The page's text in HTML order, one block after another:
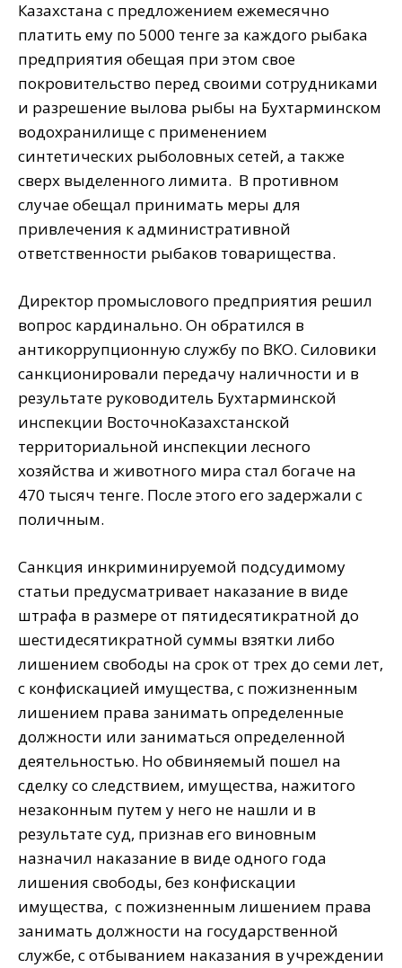
Казахстана с предложением ежемесячно
платить ему по 5000 тенге за каждого рыбака
предприятия обещая при этом свое
покровительство перед своими сотрудниками
и разрешение вылова рыбы на Бухтарминском
водохранилище с применением
синтетических рыболовных сетей, а также
сверх выделенного лимита. В противном
случае обещал принимать меры для
привлечения к административной
ответственности рыбаков товарищества.
Директор промыслового предприятия решил
вопрос кардинально. Он обратился в
антикоррупционную службу по ВКО. Силовики
санкционировали передачу наличности и в
результате руководитель Бухтарминской
инспекции ВосточноКазахстанской
территориальной инспекции лесного
хозяйства и животного мира стал богаче на
470 тысяч тенге. После этого его задержали с
поличным.
Санкция инкриминируемой подсудимому
статьи предусматривает наказание в виде
штрафа в размере от пятидесятикратной до
шестидесятикратной суммы взятки либо
лишением свободы на срок от трех до семи лет,
с конфискацией имущества, с пожизненным
лишением права занимать определенные
должности или заниматься определенной
деятельностью. Но обвиняемый пошел на
сделку со следствием, имущества, нажитого
незаконным путем у него не нашли и в
результате суд, признав его виновным
назначил наказание в виде одного года
лишения свободы, без конфискации
имущества, с пожизненным лишением права
занимать должности на государственной
службе, с отбыванием наказания в учреждении